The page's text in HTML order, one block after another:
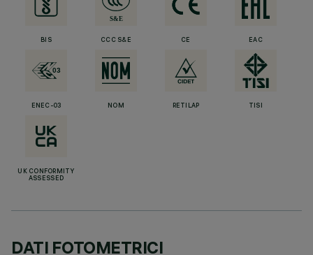
BIS CCC S&E CE EAC
ENEC-03 NOM RETILAP TISI
UK CONFORMITY
ASSESSED
DATI FOTOMETRICI